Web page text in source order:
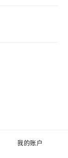
我的账户